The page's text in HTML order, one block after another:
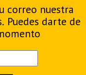
correo nuestra
Puedes darte de